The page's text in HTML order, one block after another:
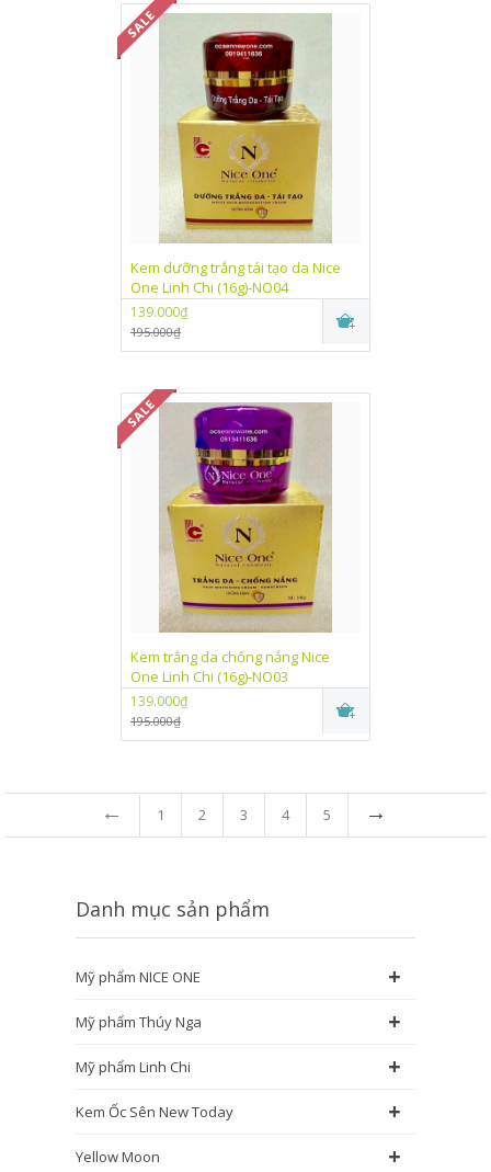
Kem dưỡng trắng tái tạo da Nice
One Linh Chi (16g)-NO04
139.000₫
195.000₫
Kem trắng da chống nắng Nice
One Linh Chi (16g)-NO03
139.000₫
195.000₫
← 1 2 3 4 5 →
Danh mục sản phẩm
Mỹ phẩm NICE ONE +
Mỹ phẩm Thúy Nga +
Mỹ phẩm Linh Chi +
Kem Ốc Sên New Today +
Yellow Moon +